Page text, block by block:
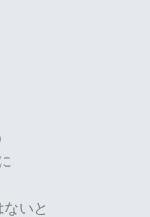
いと